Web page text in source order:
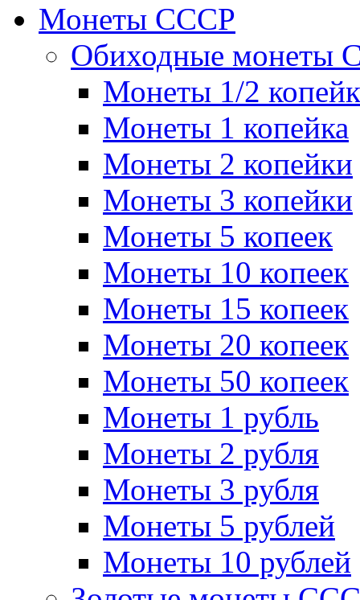
Монеты СССР
Обиходные монеты
Монеты 1/2
Монеты 1 копейка
Монеты 2 копейки
Монеты 3 копейки
Монеты 5 копеек
Монеты 10 копеек
Монеты 15 копеек
Монеты 20 копеек
Монеты 50 копеек
Монеты 1 рубль
Монеты 2 рубля
Монеты 3 рубля
Монеты 5 рублей
Монеты 10 рублей